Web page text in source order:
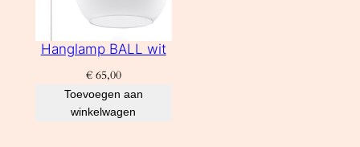
Hanglamp BALL wit
€65,00
Toevoegen aan
winkelwagen